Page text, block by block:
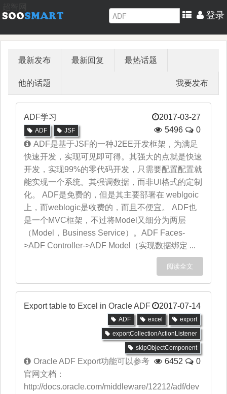
登录
最新发布 最新回复 最热话题
他的话题 我要发布
ADF学习 2017-03-27
ADF JSF 5496
0
ADF是基于JSF的一种J2EE开发框架，为满足
快速开发，实现可见即可得。其强大的点就是快速
开发，实现99%的零代码开发，只需要配置配置就
能实现一个系统。其强调数据，而非UI格式的定制
化。 ADF是免费的，但是其主要部署在 weblgoic
上，而weblogic是收费的，而且不便宜。 ADF也
是一个MVC框架，不过将Model又细分为两层
（Model，Business Service）。ADF Faces-
>ADF Controller->ADF Model（实现数据绑定 ...
阅读全文
Export table to Excel in Oracle ADF 2017-07-14
ADF excel
export
exportCollectionActionListener
skipObjectComponent
6452 0
Oracle ADF Export功能可以参考
官网文档：
http://docs.oracle.com/middleware/12212/adf/dev